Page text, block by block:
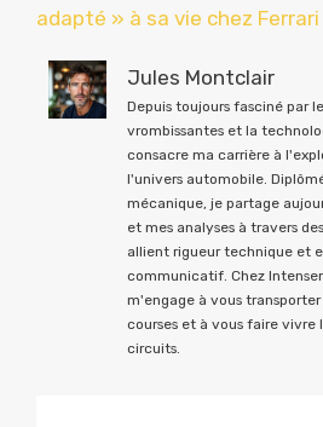
adapté » à sa vie chez Ferrari
Jules Montclair
Depuis toujours fasciné par
vrombissantes et la
consacre ma carrière à
l'univers automobile.
mécanique, je partage
et mes analyses à travers
allient rigueur technique et
communicatif. Chez
m'engage à vous
courses et à vous faire vivre
circuits.